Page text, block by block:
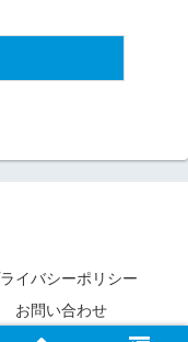
イバシーポリシー
お問い合わせ